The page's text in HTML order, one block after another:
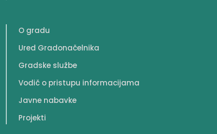
O gradu
Ured Gradonačelnika
Gradske službe
Vodič o pristupu informacijama
Javne nabavke
Projekti